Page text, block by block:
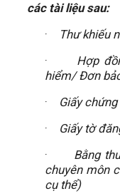
các tài liệu sau:
·
Thư khiếu
·
Hợp
hiểm/ Đơn
·
Giấy
·
Giấy tờ
·
Bằng
chuyên môn
cụ thể)